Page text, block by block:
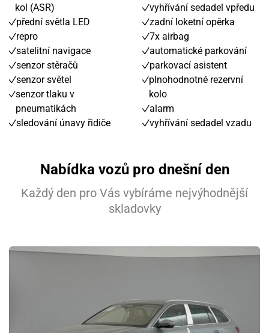
kol (ASR)
přední světla LED
repro
satelitní navigace
senzor stěračů
senzor světel
senzor tlaku v
pneumatikách
sledování únavy řidiče
vyhřívání sedadel vpředu
zadní loketní opěrka
7x airbag
automatické parkování
parkovací asistent
plnohodnotné rezervní
kolo
alarm
vyhřívání sedadel vzadu
Nabídka vozů pro dnešní den
Každý den pro Vás vybíráme nejvýhodnější
skladovky